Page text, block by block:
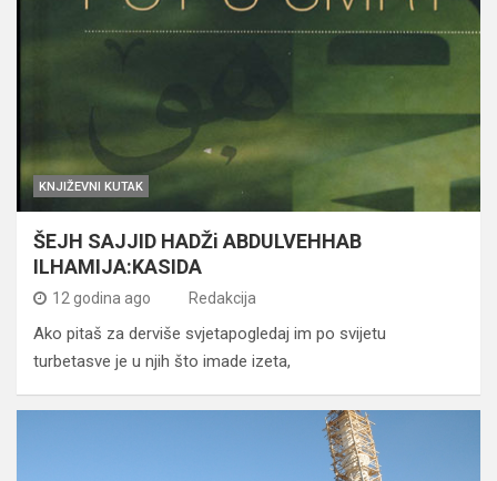
KNJIŽEVNI KUTAK
ŠEJH SAJJID HADŽi ABDULVEHHAB
ILHAMIJA:KASIDA
12 godina ago Redakcija
Ako pitaš za derviše svjetapogledaj im po svijetu
turbetasve je u njih što imade izeta,